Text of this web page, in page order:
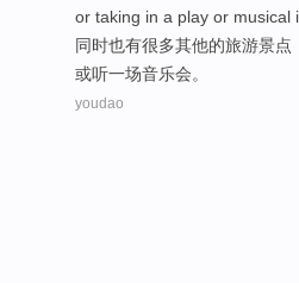
or taking in a play or musical
同时也有很多其他的旅游景点
或听一场音乐会。
youdao